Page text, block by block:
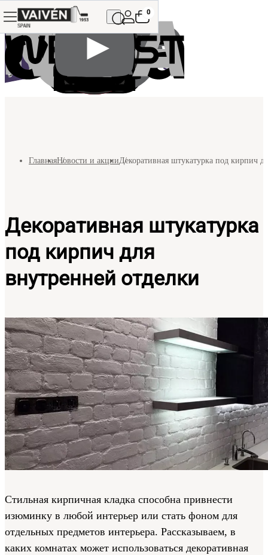
0
ГлавнаяНовости и акцииДекоративная штукатурка под кирпич
Декоративная штукатурка
под кирпич для
внутренней отделки
Стильная кирпичная кладка способна привнести
изюминку в любой интерьер или стать фоном для
отдельных предметов интерьера. Рассказываем, в
каких комнатах может использоваться декоративная